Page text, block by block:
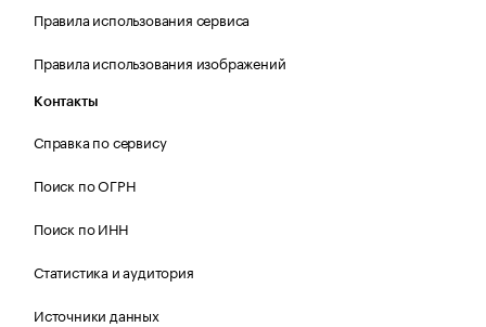
Правила использования сервиса
Правила использования изображений
Контакты
Справка по сервису
Поиск по ОГРН
Поиск по ИНН
Статистика и аудитория
Источники данных